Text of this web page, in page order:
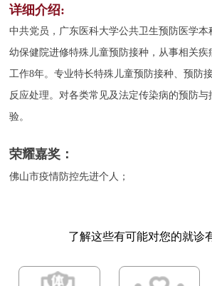
详细介绍:
中共党员，广东医科大学公共卫生预防医学本
幼保健院进修特殊儿童预防接种，从事相关
工作8年。专业特长特殊儿童预防接种、预防
反应处理。对各类常见及法定传染病的预防
验。
荣耀嘉奖：
佛山市疫情防控先进个人；
了解这些有可能对您的就诊